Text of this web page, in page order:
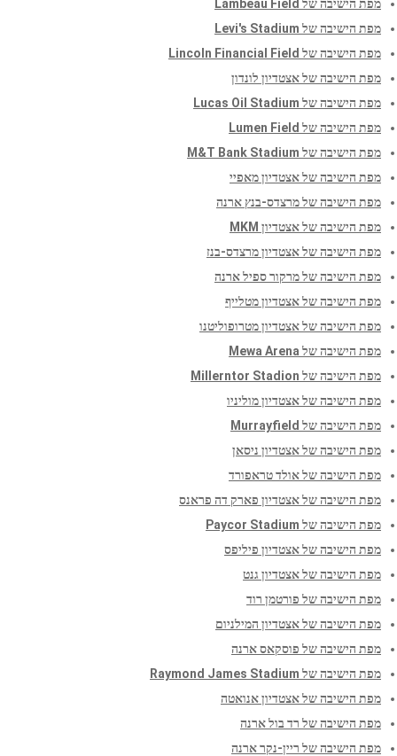
מפת הישיבה של Lambeau Field
מפת הישיבה של Levi's Stadium
מפת הישיבה של Lincoln Financial Field
מפת הישיבה של אצטדיון לונדון
מפת הישיבה של Lucas Oil Stadium
מפת הישיבה של Lumen Field
מפת הישיבה של M&T Bank Stadium
מפת הישיבה של אצטדיון מאפיי
מפת הישיבה של מרצדס-בנץ ארנה
מפת הישיבה של אצטדיון MKM
מפת הישיבה של אצטדיון מרצדס-בנז
מפת הישיבה של מרקור ספיל ארנה
מפת הישיבה של אצטדיון מטלייף
מפת הישיבה של אצטדיון מטרופוליטנו
מפת הישיבה של Mewa Arena
מפת הישיבה של Millerntor Stadion
מפת הישיבה של אצטדיון מוליניו
מפת הישיבה של Murrayfield
מפת הישיבה של אצטדיון ניסאן
מפת הישיבה של אולד טראפורד
מפת הישיבה של אצטדיון פארק דה פראנס
מפת הישיבה של Paycor Stadium
מפת הישיבה של אצטדיון פיליפס
מפת הישיבה של אצטדיון גנט
מפת הישיבה של פורטמן רוד
מפת הישיבה של אצטדיון המילניום
מפת הישיבה של פוסקאס ארנה
מפת הישיבה של Raymond James Stadium
מפת הישיבה של אצטדיון אנואטה
מפת הישיבה של רד בול ארנה
מפת הישיבה של ריין-נקר ארנה